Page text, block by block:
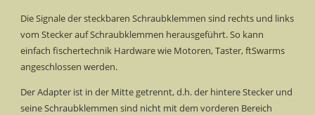
Die Signale der steckbaren Schraubklemmen sind rechts und links
vom Stecker auf Schraubklemmen herausgeführt. So kann
einfach fischertechnik Hardware wie Motoren, Taster, ftSwarms
angeschlossen werden.
Der Adapter ist in der Mitte getrennt, d.h. der hintere Stecker und
seine Schraubklemmen sind nicht mit dem vorderen Bereich